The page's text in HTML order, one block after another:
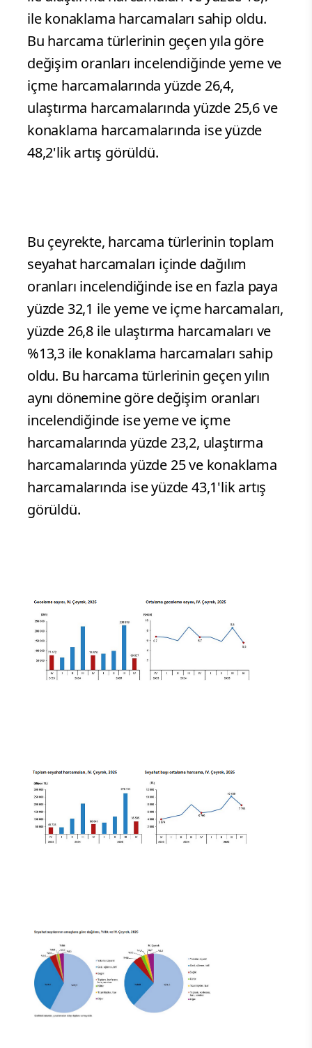
ile konaklama harcamaları sahip oldu.
Bu harcama türlerinin geçen yıla göre
değişim oranları incelendiğinde yeme ve
içme harcamalarında yüzde 26,4,
ulaştırma harcamalarında yüzde 25,6 ve
konaklama harcamalarında ise yüzde
48,2'lik artış görüldü.
Bu çeyrekte, harcama türlerinin toplam
seyahat harcamaları içinde dağılım
oranları incelendiğinde ise en fazla paya
yüzde 32,1 ile yeme ve içme harcamaları,
yüzde 26,8 ile ulaştırma harcamaları ve
%13,3 ile konaklama harcamaları sahip
oldu. Bu harcama türlerinin geçen yılın
aynı dönemine göre değişim oranları
incelendiğinde ise yeme ve içme
harcamalarında yüzde 23,2, ulaştırma
harcamalarında yüzde 25 ve konaklama
harcamalarında ise yüzde 43,1'lik artış
görüldü.